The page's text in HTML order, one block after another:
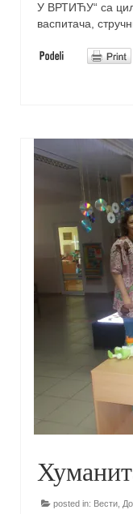
У ВРТИЋУ“ са
васпитача,
posted in: Вести